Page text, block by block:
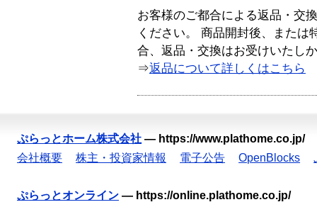
お客様のご都合による返品・交
ください。 商品開封後、または
合、返品・交換はお受けいたし
⇒返品について詳しくはこちら
ぷらっとホーム株式会社 — https://www.plathome.co.jp/
会社概要
株主・投資家情報 電子公告 OpenBlocks
ぷらっとオンライン — https://online.plathome.co.jp/